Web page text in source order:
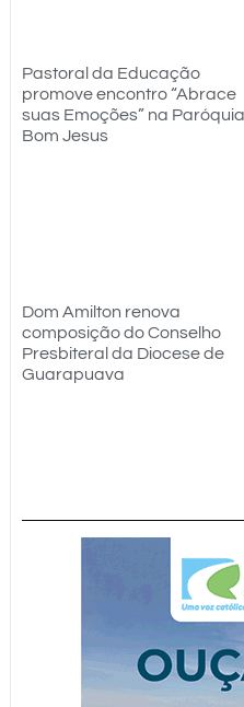
Pastoral da Educação
promove encontro “Abrace
suas Emoções” na Paróquia
Bom Jesus
Dom Amilton renova
composição do Conselho
Presbiteral da Diocese de
Guarapuava